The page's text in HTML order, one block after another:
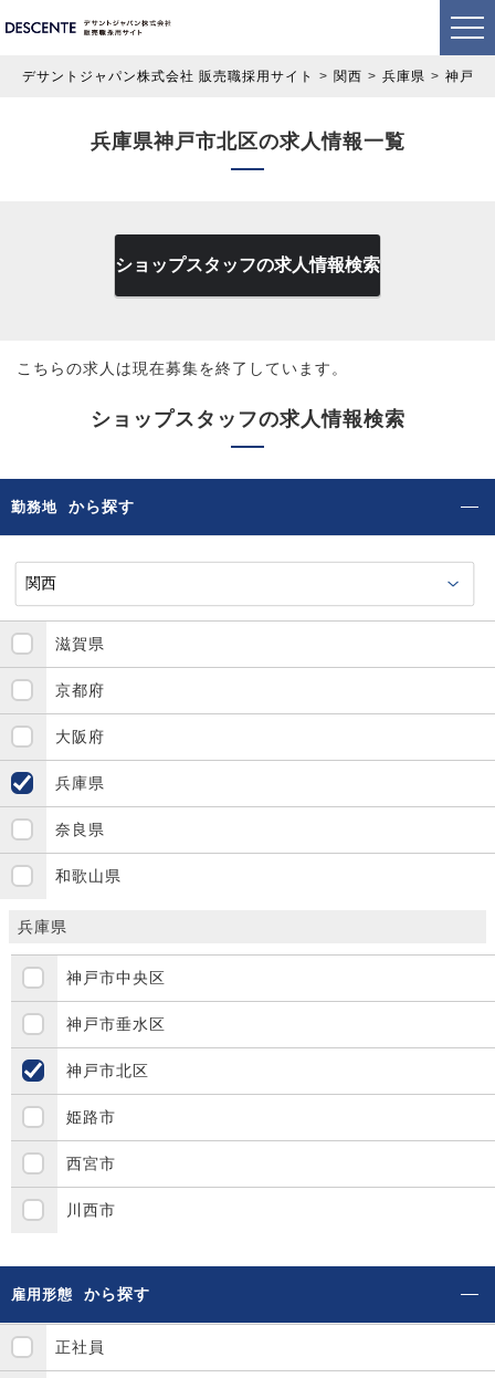
デサントジャパン株式会社 販売職採用サイト 関西 兵庫県 神戸市
兵庫県神戸市北区の求人情報一覧
ショップスタッフの求人情報検索
こちらの求人は現在募集を終了しています。
ショップスタッフの求人情報検索
勤務地 から探す
滋賀県
京都府
大阪府
兵庫県
奈良県
和歌山県
兵庫県
神戸市中央区
神戸市垂水区
神戸市北区
姫路市
西宮市
川西市
雇用形態 から探す
正社員